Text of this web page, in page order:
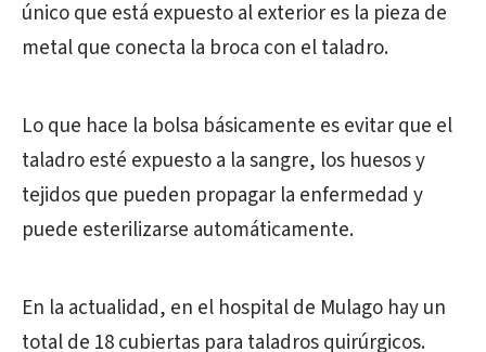
único que está expuesto al exterior es la pieza de
metal que conecta la broca con el taladro.
Lo que hace la bolsa básicamente es evitar que el
taladro esté expuesto a la sangre, los huesos y
tejidos que pueden propagar la enfermedad y
puede esterilizarse automáticamente.
En la actualidad, en el hospital de Mulago hay un
total de 18 cubiertas para taladros quirúrgicos.